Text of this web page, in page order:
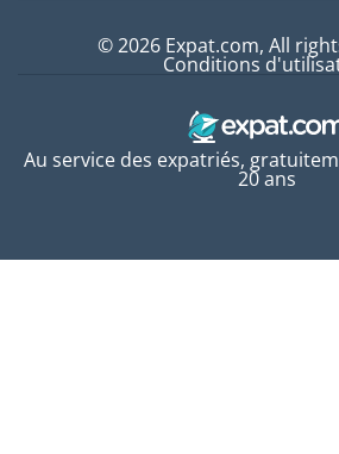
Au service des expatriés,
20 ans
© 2026 Expat.com, All
Conditions